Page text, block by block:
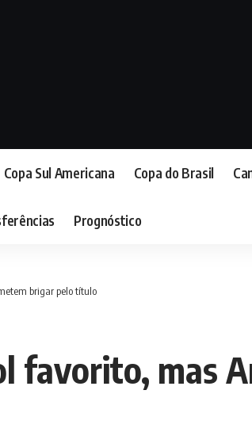
Copa Sul Americana Copa do Brasil
Prognóstico
brigar pelo título
favorito, mas